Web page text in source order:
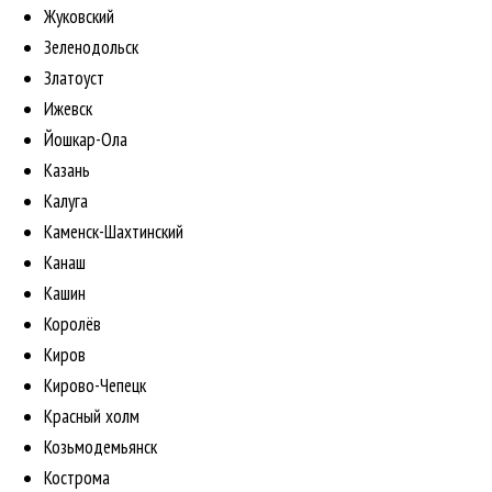
Жуковский
Зеленодольск
Златоуст
Ижевск
Йошкар-Ола
Казань
Калуга
Каменск-Шахтинский
Канаш
Кашин
Королёв
Киров
Кирово-Чепецк
Красный холм
Козьмодемьянск
Кострома